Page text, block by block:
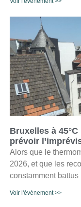
Bruxelles à
prévoir
Alors que le
2026, et que les
constamment
Voir l'évènement >>